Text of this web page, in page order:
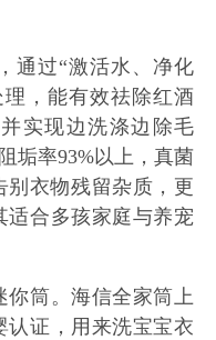
通过“激活水、净化
，能有效祛除红酒
实现边洗涤边除毛
垢率93%以上，真菌
衣物残留杂质，更
适合多孩家庭与养宠
你筒。海信全家筒上
认证，用来洗宝宝衣